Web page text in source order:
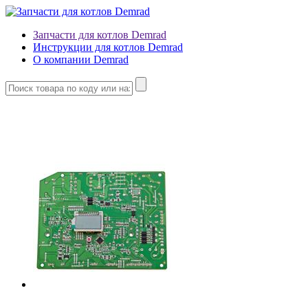
Запчасти для котлов Demrad
Инструкции для котлов Demrad
О компании Demrad